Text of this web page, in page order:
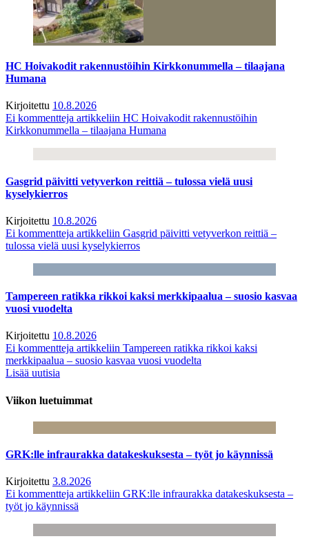
HC Hoivakodit rakennustöihin Kirkkonummella – tilaajana
Humana
Kirjoitettu 10.8.2026
Ei kommentteja artikkeliin HC Hoivakodit rakennustöihin
Kirkkonummella – tilaajana Humana
Gasgrid päivitti vetyverkon reittiä – tulossa vielä uusi
kyselykierros
Kirjoitettu 10.8.2026
Ei kommentteja artikkeliin Gasgrid päivitti vetyverkon reittiä –
tulossa vielä uusi kyselykierros
Tampereen ratikka rikkoi kaksi merkkipaalua – suosio kasvaa
vuosi vuodelta
Kirjoitettu 10.8.2026
Ei kommentteja artikkeliin Tampereen ratikka rikkoi kaksi
merkkipaalua – suosio kasvaa vuosi vuodelta
Lisää uutisia
Viikon luetuimmat
GRK:lle infraurakka datakeskuksesta – työt jo käynnissä
Kirjoitettu 3.8.2026
Ei kommentteja artikkeliin GRK:lle infraurakka datakeskuksesta –
työt jo käynnissä